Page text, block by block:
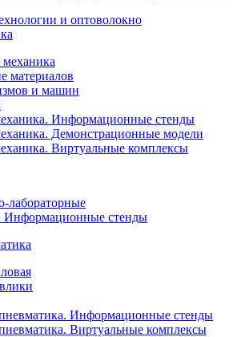
и оптоволокно
механика
материалов
и машин
Информационные стенды
Демонстрационные модели
Виртуальные комплексы
лабораторные
Информационные стенды
Информационные стенды
Виртуальные комплексы